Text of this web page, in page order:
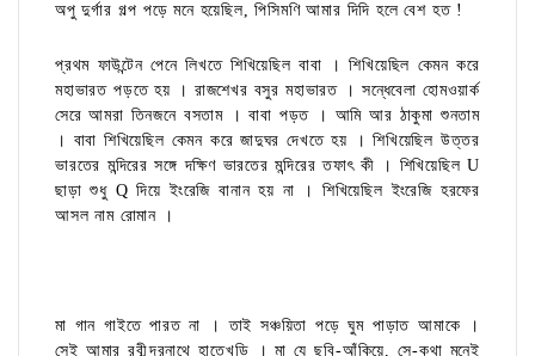
অপু দুর্গার গল্প পড়ে মনে হয়েছিল, পিসিমণি আমার দিদি হলে বেশ হত !
প্রথম ফাউন্টেন পেনে লিখতে শিখিয়েছিল বাবা । শিখিয়েছিল কেমন করে
মহাভারত পড়তে হয় । রাজশেখর বসুর মহাভারত । সন্ধেবেলা হোমওয়ার্ক
সেরে আমরা তিনজনে বসতাম । বাবা পড়ত । আমি আর ঠাকুমা শুনতাম
। বাবা শিখিয়েছিল কেমন করে জাদুঘর দেখতে হয় । শিখিয়েছিল উত্তর
ভারতের মন্দিরের সঙ্গে দক্ষিণ ভারতের মন্দিরের তফাৎ কী । শিখিয়েছিল U
ছাড়া শুধু Q দিয়ে ইংরেজি বানান হয় না । শিখিয়েছিল ইংরেজি হরফের
আসল নাম রোমান ।
মা গান গাইতে পারত না । তাই সঞ্চয়িতা পড়ে ঘুম পাড়াত আমাকে ।
সেই আমার রবীন্দ্রনাথে হাতেখড়ি । মা যে ছবি-আঁকিয়ে, সে-কথা মনেই